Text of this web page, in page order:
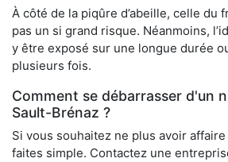
À côté de la piqûre d’abeille, celle du
pas un si grand risque. Néanmoins,
y être exposé sur une longue durée
plusieurs fois.
Comment se débarrasser d'un
Sault-Brénaz ?
Si vous souhaitez ne plus avoir
faites simple. Contactez une